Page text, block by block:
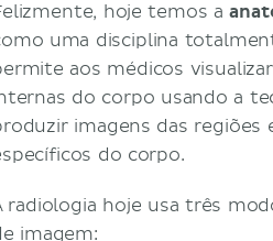
hoje temos a
uma disciplina
aos médicos
do corpo usando a
imagens das regiões
do corpo.
radiologia hoje usa três
imagem: